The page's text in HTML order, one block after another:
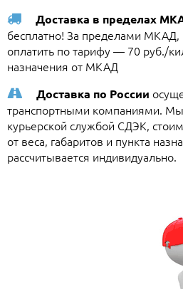
Доставка в пределах
бесплатно! За пределами МКАД,
оплатить по тарифу — 70 руб./
назначения от МКАД
Доставка по России
транспортными компаниями. Мы
курьерской службой СДЭК,
от веса, габаритов и пункта
рассчитывается индивидуально.